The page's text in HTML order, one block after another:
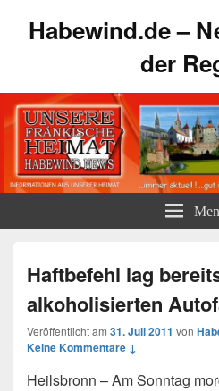
Habewind.de –
der
Haftbefehl lag
alkoholisierten
Veröffentlicht am 31. Juli 2011 von
Keine Kommentare ↓
Heilsbronn – Am Sonntag